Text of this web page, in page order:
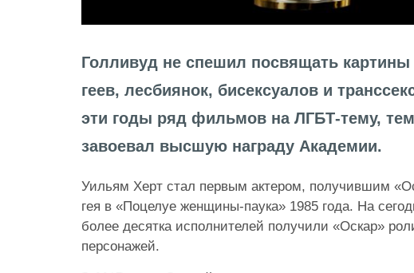
Голливуд не спешил посвящать картины
геев, лесбиянок, бисексуалов и
эти годы ряд фильмов на ЛГБТ-тему,
завоевал высшую награду Академии.
Уильям Херт стал первым актером, получившим
гея в «Поцелуе женщины-паука» 1985 года. На
более десятка исполнителей получили «Оскар»
персонажей.